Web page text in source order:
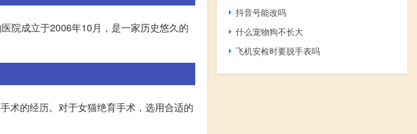
院成立于2006年10月，是一家历史悠久的
术的经历。对于女猫绝育手术，选用合适的
抖音号能改吗
什么宠物狗不长大
飞机安检时要脱手表吗